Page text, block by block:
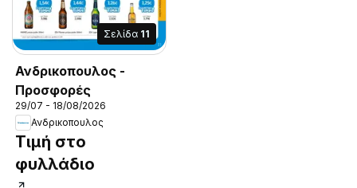
Σελίδα 11
Ανδρικοπουλος -
Προσφορές
29/07 - 18/08/2026
Ανδρικοπουλος
Τιμή στο
φυλλάδιο